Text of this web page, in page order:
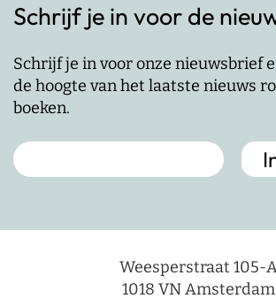
Schrijf je in voor de
Schrijf je in voor onze nieuwsbrief
de hoogte van het laatste nieuws
boeken.
Weesperstraat 105-
1018 VN Amsterdam